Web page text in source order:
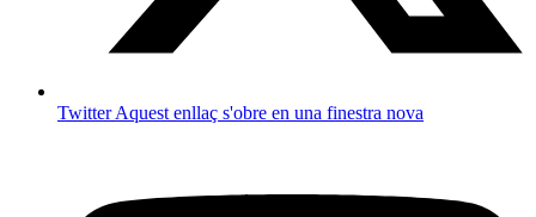
TwitterAquest enllaç s'obre en una finestra nova